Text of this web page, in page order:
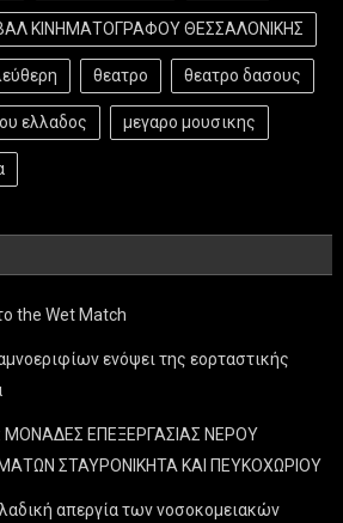
ΚΙΝΗΜΑΤΟΓΡΑΦΟΥ ΘΕΣΣΑΛΟΝΙΚΗΣ
θεατρο θεατρο δασους
ελλαδος μεγαρο μουσικης
the Wet Match
ενόψει της εορταστικής
ΜΟΝΑΔΕΣ ΕΠΕΞΕΡΓΑΣΙΑΣ ΝΕΡΟΥ
ΣΤΑΥΡΟΝΙΚΗΤΑ ΚΑΙ ΠΕΥΚΟΧΩΡΙΟΥ
απεργία των νοσοκομειακών